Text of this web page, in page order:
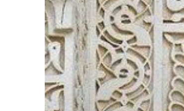
Hit enter to search or ESC to close